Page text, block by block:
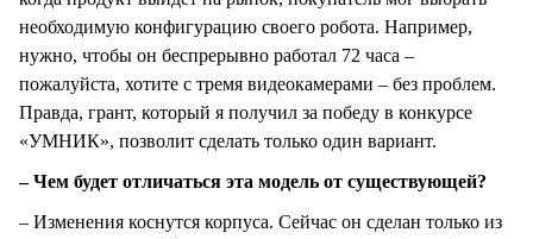
необходимую конфигурацию своего робота. Например,
нужно, чтобы он беспрерывно работал 72 часа –
пожалуйста, хотите с тремя видеокамерами – без проблем.
Правда, грант, который я получил за победу в конкурсе
«УМНИК», позволит сделать только один вариант.
– Чем будет отличаться эта модель от существующей?
– Изменения коснутся корпуса. Сейчас он сделан только из